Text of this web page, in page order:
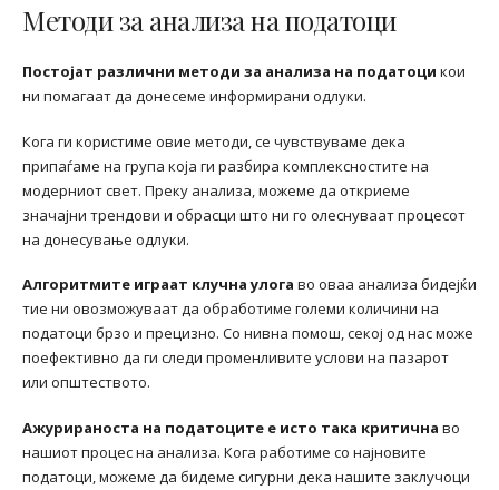
Методи за анализа на податоци
Постојат различни методи за анализа на податоци кои
ни помагаат да донесеме информирани одлуки.
Кога ги користиме овие методи, се чувствуваме дека
припаѓаме на група која ги разбира комплексностите на
модерниот свет. Преку анализа, можеме да откриеме
значајни трендови и обрасци што ни го олеснуваат процесот
на донесување одлуки.
Алгоритмите играат клучна улога во оваа анализа бидејќи
тие ни овозможуваат да обработиме големи количини на
податоци брзо и прецизно. Со нивна помош, секој од нас може
поефективно да ги следи променливите услови на пазарот
или општеството.
Ажурираноста на податоците е исто така критична во
нашиот процес на анализа. Кога работиме со најновите
податоци, можеме да бидеме сигурни дека нашите заклучоци